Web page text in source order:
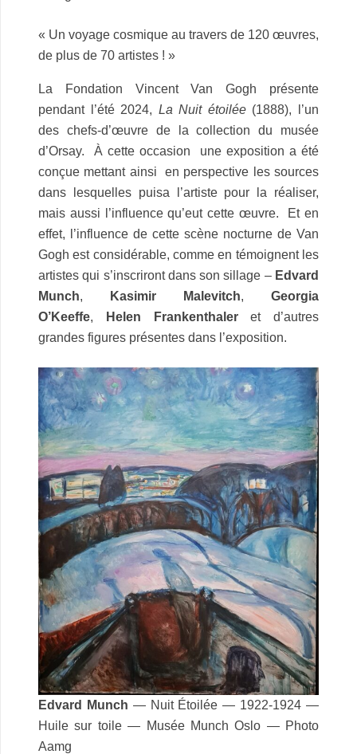
« Un voyage cosmique au travers de 120 œuvres,
de plus de 70 artistes ! »
La Fondation Vincent Van Gogh présente
pendant l’été 2024, La Nuit étoilée(1888), l’un
des chefs-d’œuvre de la collection du musée
d’Orsay. À cette occasion une exposition a été
conçue mettant ainsi en perspective les sources
dans lesquelles puisa l’artiste pour la réaliser,
mais aussi l’influence qu’eut cette œuvre.
Et en
effet, l’influence de cette scène nocturne de Van
Gogh est considérable, comme en témoignent les
artistes qui s’inscriront dans son sillage – Edvard
Munch, Kasimir Malevitch, Georgia
O’Keeffe, Helen Frankenthaleret d’autres
grandes figures présentes dans l’exposition.
Edvard Munch — Nuit Étoilée — 1922-1924 —
Huile sur toile — Musée Munch Oslo — Photo
Aamg